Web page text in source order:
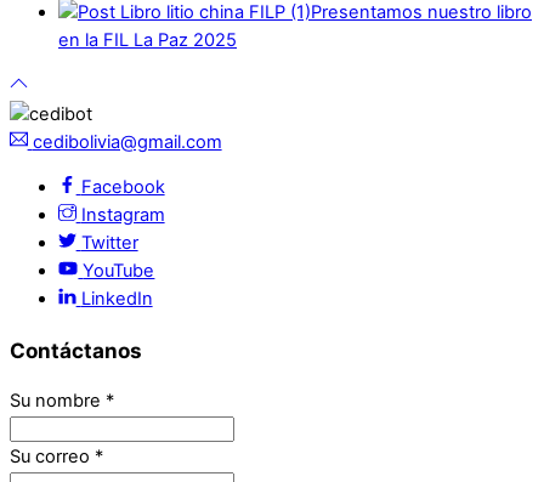
Presentamos nuestro libro
en la FIL La Paz 2025
cedibolivia@gmail.com
Facebook
Instagram
Twitter
YouTube
LinkedIn
Contáctanos
Su nombre *
Su correo *